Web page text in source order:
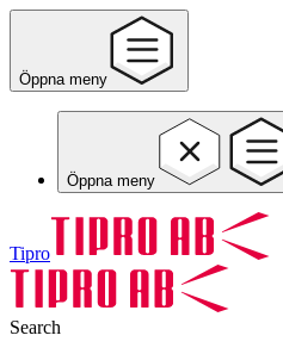
Öppna meny
Öppna meny
Tipro
Search